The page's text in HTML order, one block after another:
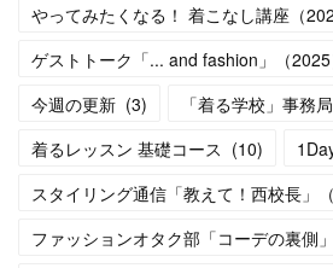
やってみたくなる！ 着こなし講座（
ゲストトーク「... and fashion」（2025
今週の更新 (3) 「着る学校」事務
着るレッスン 基礎コース (10)
スタイリング通信「教えて！西校長」（
ファッションオタク部「コーデの裏側